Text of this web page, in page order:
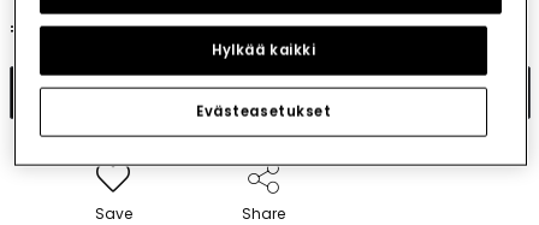
€15.95
Add to cart
Save Share
Evästeasetukset
Hylkää kaikki